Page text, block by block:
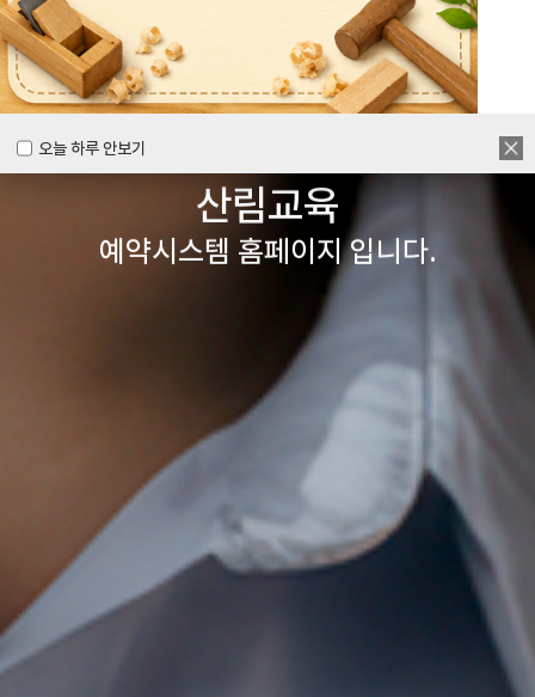
오늘 하루 안보기
오늘 하루 안보기
다양한 경험을 할 수 있는
양주시
목재문화체험장&
산림교육
예약시스템 홈페이지 입니다.